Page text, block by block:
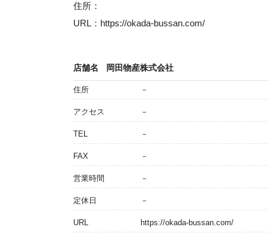
住所：
URL：https://okada-bussan.com/
店舗名 岡田物産株式会社
住所 －
アクセス －
TEL －
FAX －
営業時間 －
定休日 －
URL https://okada-bussan.com/